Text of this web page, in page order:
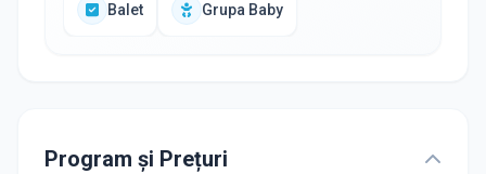
Balet Grupa Baby
Program și Prețuri